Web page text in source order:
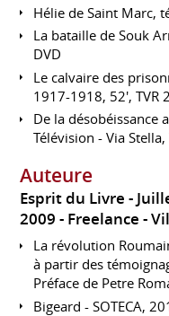
Hélie de Saint Marc,
La bataille de Souk
DVD
Le calvaire des
1917-1918, 52', TVR
De la désobéissance
Télévision - Via
Auteure
Esprit du Livre
2009 Freelance
La révolution
à partir des
Préface de Petre
Bigeard - SOTECA,